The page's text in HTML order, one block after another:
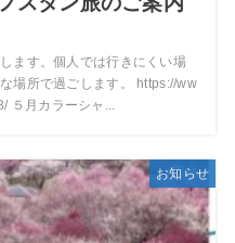
ます。個人では行きにくい場
場所で過ごします。 https://ww
５月カラーシャ...
お知らせ